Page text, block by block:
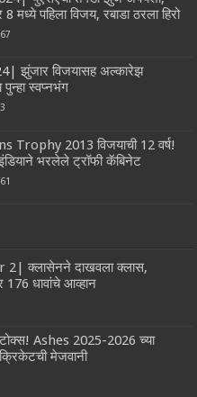
मध्ये पहिला विजय, रबाडा ठरला हिरो
झुंजार विजयासह अल्कारेझ
स्वप्नभंग
Trophy 2013 विजयाची 12 वर्ष!
इंडियाने भरलेले ट्रॉफी कॅबिनेट
2| क्लासेनने दाखवला क्लास,
176 धावांचे आव्हान
Ashes 2025-2026 च्या
क्रिकेटची मेजवानी